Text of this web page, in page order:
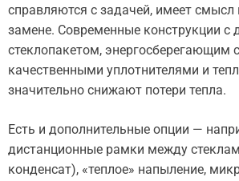
справляются с задачей, имеет смысл
замене. Современные конструкции с
стеклопакетом, энергосберегающим
качественными уплотнителями и
значительно снижают потери тепла.
Есть и дополнительные опции —
дистанционные рамки между
конденсат), «теплое» напыление,